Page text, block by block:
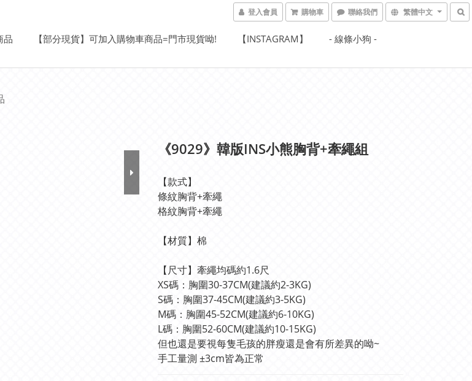
登入會員 購物車 聯絡我們 繁體中文
品 【部分現貨】可加入購物車商品=門市現貨呦! 【INSTAGRAM】 - 線條小狗 -
《9029》韓版INS小熊胸背+牽繩組
【款式】
條紋胸背+牽繩
格紋胸背+牽繩
【材質】棉
【尺寸】牽繩均碼約1.6尺
XS碼：胸圍30-37CM(建議約2-3KG)
S碼：胸圍37-45CM(建議約3-5KG)
M碼：胸圍45-52CM(建議約6-10KG)
L碼：胸圍52-60CM(建議約10-15KG)
但也還是要視每隻毛孩的胖瘦還是會有所差異的呦~
手工量測 ±3cm皆為正常